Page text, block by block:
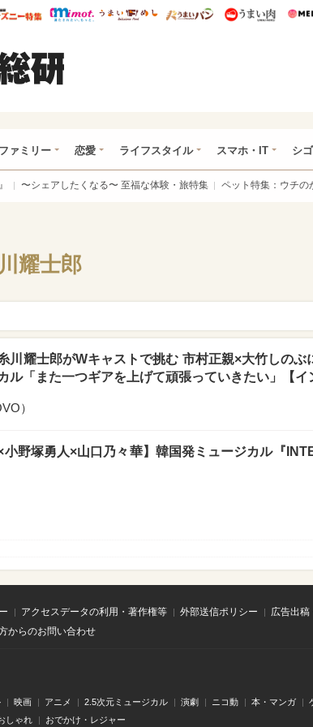
ママ* ウレぴあ総研 ディズニー特集
mimot. うまいめし うまいパン うま
ファミリー 恋愛 ライフスタイル スマホ・IT シ
〜シェアしたくなる〜 至福な体験・旅特集 ペット特集：ウチの
耀士郎
川耀士郎がWキャストで挑む 市村正親×大竹しのぶ
ル「また一つギアを上げて頑張っていきたい」【イ
）
小野塚勇人×山口乃々華】韓国発ミュージカル『
アクセスデータの利用・著作権等 外部送信ポリシー
広告出稿
からのお問い合わせ
映画 アニメ 2.5次元ミュージカル 演劇 ニコ動 本・マンガ
しゃれ おでかけ・レジャー